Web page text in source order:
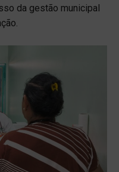
da gestão municipal